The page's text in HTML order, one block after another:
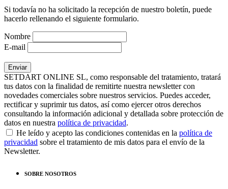
Si todavía no ha solicitado la recepción de nuestro boletín, puede
hacerlo rellenando el siguiente formulario.
Nombre
E-mail
SETDART ONLINE SL, como responsable del tratamiento, tratará
tus datos con la finalidad de remitirte nuestra newsletter con
novedades comerciales sobre nuestros servicios. Puedes acceder,
rectificar y suprimir tus datos, así como ejercer otros derechos
consultando la información adicional y detallada sobre protección de
datos en nuestra política de privacidad.
He leído y acepto las condiciones contenidas en la política de
privacidad sobre el tratamiento de mis datos para el envío de la
Newsletter.
SOBRE NOSOTROS